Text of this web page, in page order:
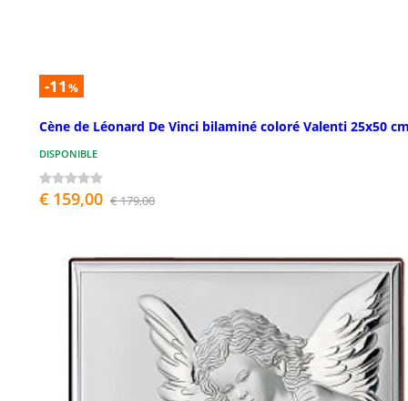
-11 %
Cène de Léonard De Vinci bilaminé coloré Valenti 25x50
DISPONIBLE
€ 159,00 € 179,00